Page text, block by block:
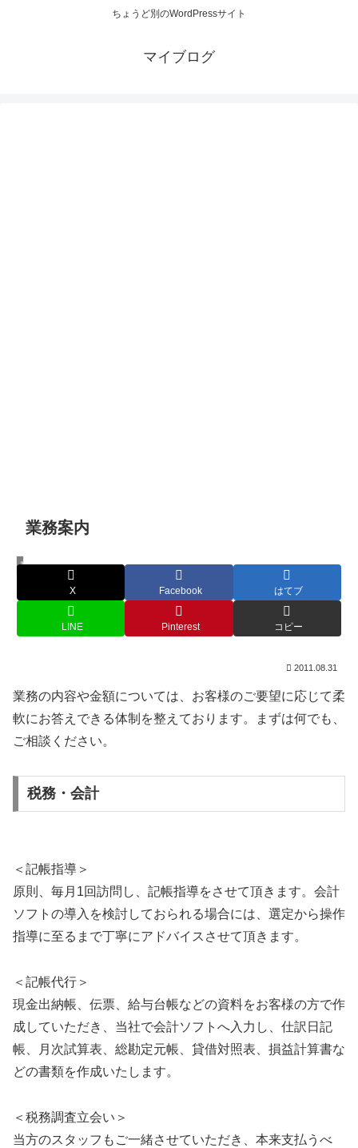
ちょうど別のWordPressサイト
マイブログ
業務案内
業務案内
X Facebook はてブ
LINE Pinterest コピー
2011.08.31
業務の内容や金額については、お客様のご要望に応じて柔
軟にお答えできる体制を整えております。まずは何でも、
ご相談ください。
税務・会計
＜記帳指導＞
原則、毎月1回訪問し、記帳指導をさせて頂きます。会計
ソフトの導入を検討しておられる場合には、選定から操作
指導に至るまで丁寧にアドバイスさせて頂きます。
＜記帳代行＞
現金出納帳、伝票、給与台帳などの資料をお客様の方で作
成していただき、当社で会計ソフトへ入力し、仕訳日記
帳、月次試算表、総勘定元帳、貸借対照表、損益計算書な
どの書類を作成いたします。
＜税務調査立会い＞
当方のスタッフもご一緒させていただき、本来支払うべ